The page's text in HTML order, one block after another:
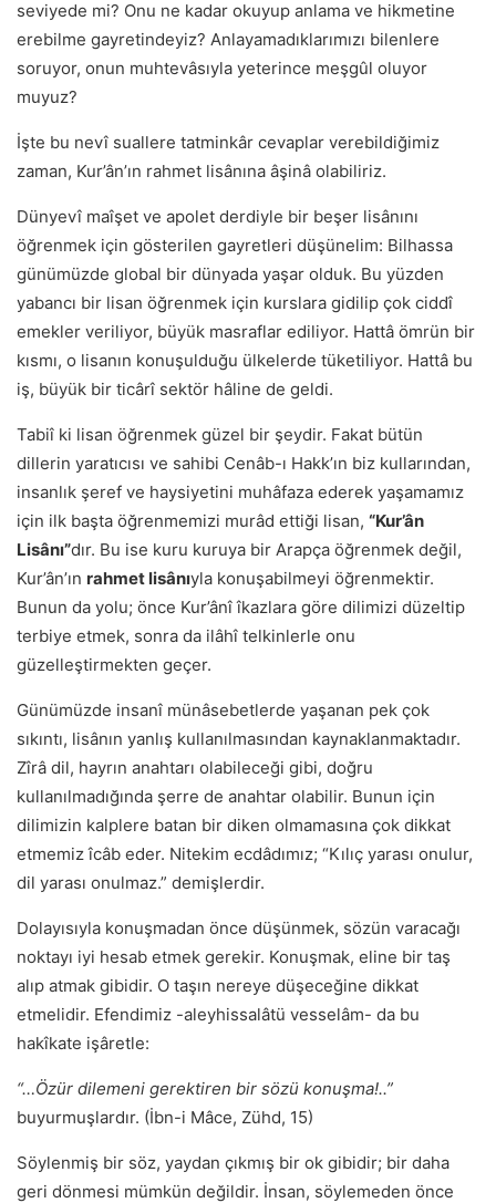
seviyede mi? Onu ne kadar okuyup anlama ve hikmetine
erebilme gayretindeyiz? Anlayamadıklarımızı bilenlere
soruyor, onun muhtevâsıyla yeterince meşgûl oluyor
muyuz?
İşte bu nevî suallere tatminkâr cevaplar verebildiğimiz
zaman, Kur’ân’ın rahmet lisânına âşinâ olabiliriz.
Dünyevî maîşet ve apolet derdiyle bir beşer lisânını
öğrenmek için gösterilen gayretleri düşünelim: Bilhassa
günümüzde global bir dünyada yaşar olduk. Bu yüzden
yabancı bir lisan öğrenmek için kurslara gidilip çok ciddî
emekler veriliyor, büyük masraflar ediliyor. Hattâ ömrün bir
kısmı, o lisanın konuşulduğu ülkelerde tüketiliyor. Hattâ bu
iş, büyük bir ticârî sektör hâline de geldi.
Tabiî ki lisan öğrenmek güzel bir şeydir. Fakat bütün
dillerin yaratıcısı ve sahibi Cenâb-ı Hakk’ın biz kullarından,
insanlık şeref ve haysiyetini muhâfaza ederek yaşamamız
için ilk başta öğrenmemizi murâd ettiği lisan, “Kur’ân
Lisânı”dır. Bu ise kuru kuruya bir Arapça öğrenmek değil,
Kur’ân’ın rahmet lisânıyla konuşabilmeyi öğrenmektir.
Bunun da yolu; önce Kur’ânî îkazlara göre dilimizi düzeltip
terbiye etmek, sonra da ilâhî telkinlerle onu
güzelleştirmekten geçer.
Günümüzde insanî münâsebetlerde yaşanan pek çok
sıkıntı, lisânın yanlış kullanılmasından kaynaklanmaktadır.
Zîrâ dil, hayrın anahtarı olabileceği gibi, doğru
kullanılmadığında şerre de anahtar olabilir. Bunun için
dilimizin kalplere batan bir diken olmamasına çok dikkat
etmemiz îcâb eder. Nitekim ecdâdımız; “Kılıç yarası onulur,
dil yarası onulmaz.” demişlerdir.
Dolayısıyla konuşmadan önce düşünmek, sözün varacağı
noktayı iyi hesab etmek gerekir. Konuşmak, eline bir taş
alıp atmak gibidir. O taşın nereye düşeceğine dikkat
etmelidir. Efendimiz -aleyhissalâtü vesselâm- da bu
hakîkate işâretle:
“…Özür dilemeni gerektiren bir sözü konuşma!..”
buyurmuşlardır. (İbn-i Mâce, Zühd, 15)
Söylenmiş bir söz, yaydan çıkmış bir ok gibidir; bir daha
geri dönmesi mümkün değildir. İnsan, söylemeden önce